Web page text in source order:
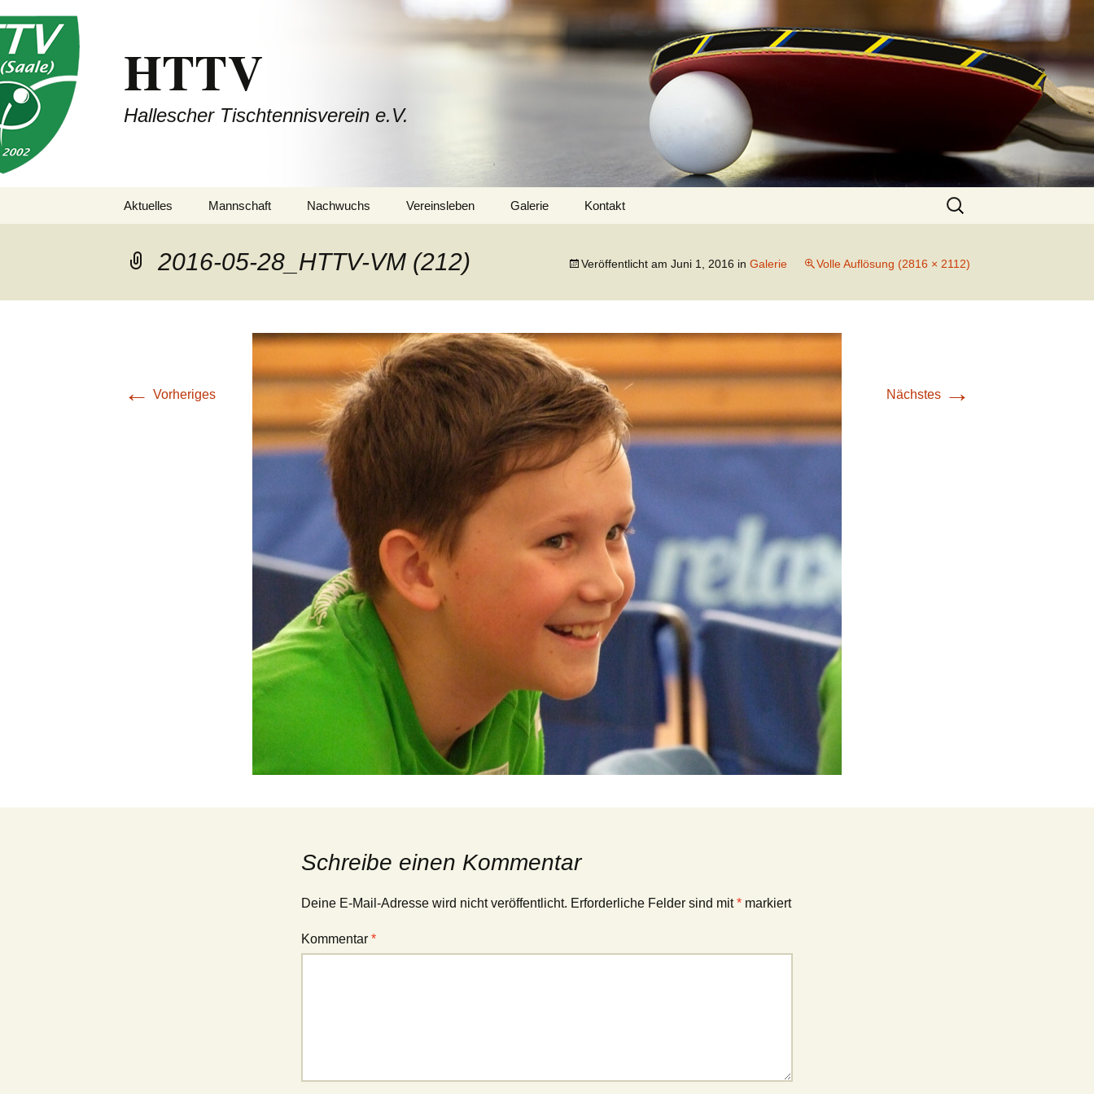
HTTV
Hallescher Tischtennisverein e.V.
Aktuelles Mannschaft
(Bezirksliga Halle /
Saalekreis / Burgenland)
2. Mannschaft
(Bezirksliga Harz /
Mansfeld-Südharz)
4. Mannschaft
(Bezirksklasse
Burgenland)
8. Mannschaft
(Stadtliga)
9. Mannschaft (1.
Stadtklasse)
(Stadtklasse Jugend)
Nachwuchs Vereinsleben
Trainerteam
Sponsoren
Galerie Kontakt
Suchen
nach:
2016-05-28_HTTV-VM (212) Veröffentlicht am Juni 1, 2016 in Galerie Volle Auflösung (2816 × 2112)
← Vorheriges Nächstes →
Schreibe einen Kommentar
Deine E-Mail-Adresse wird nicht veröffentlicht. Erforderliche Felder sind mit* markiert
Kommentar *